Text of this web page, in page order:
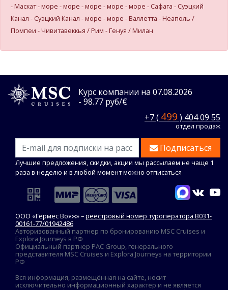
- Маскат - море - море - море - море - море - Сафага - Суэцкий
Канал - Суэцкий Канал - море - море - Валлетта - Неаполь /
Помпеи - Чивитавеккья / Рим - Генуя / Милан
Курс компании на 07.08.2026
- 98.77 руб/€
+7 ( 499 ) 404 09 55
отдел продаж
Подписаться
Лучшие предложения, скидки, акции мы рассылаем не чаще 1
раза в неделю и в любой момент можно отписаться
ООО «Гермес Вояж» –реестровый номер туроператора В031-
00161-77/01942486
Авторизованный партнер по бронированию MSC Cruises и
Explora Journeys в РФ
Официальный партнер PAC Group, генерального
представителя MSC Cruises и Explora Journeys на территории
РФ
Вся информация, размещённая на сайте, носит
исключительно информационный характер и не является